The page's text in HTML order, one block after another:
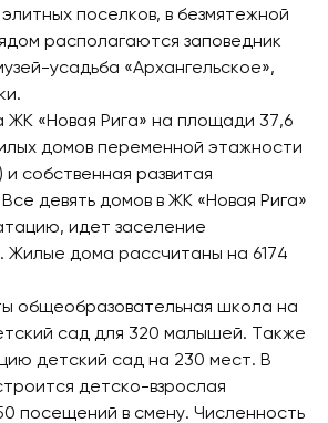
поселков, в безмятежной
располагаются заповедник
усадьба «Архангельское»,
ЖК «Новая Рига» на площади 37,6
домов переменной этажности
собственная развитая
девять домов в ЖК «Новая Рига»
идет заселение
Жилые дома рассчитаны на 6174
общеобразовательная школа на
сад для 320 малышей. Также
детский сад на 230 мест. В
детско-взрослая
посещений в смену. Численность